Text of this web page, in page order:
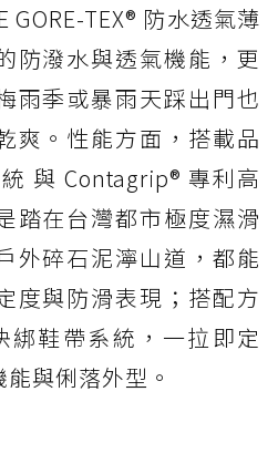
GORE-TEX® 防水透氣薄
防潑水與透氣機能，更
雨季或暴雨天踩出門也
爽。性能方面，搭載品
與 Contagrip® 專利高
踏在台灣都市極度濕滑
外碎石泥濘山道，都能
度與防滑表現；搭配方
鞋帶系統，一拉即定
與俐落外型。